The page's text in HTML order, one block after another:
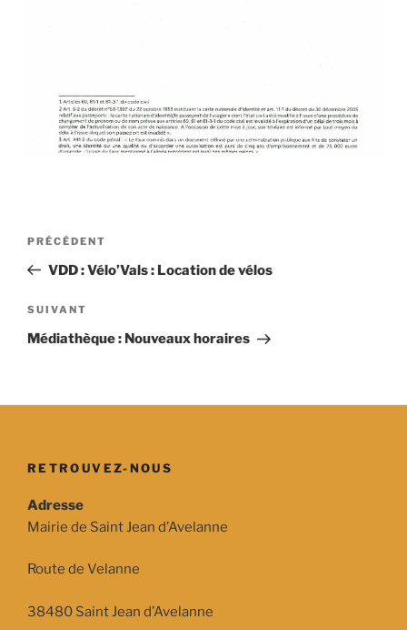
Navigation
l’article
Article
précédent
PRÉCÉDENT
VDD : Vélo’Vals : Location de vélos
Article
suivant
SUIVANT
Médiathèque : Nouveaux horaires
RETROUVEZ-NOUS
Adresse
Mairie de Saint Jean d’Avelanne
Route de Velanne
38480 Saint Jean d’Avelanne